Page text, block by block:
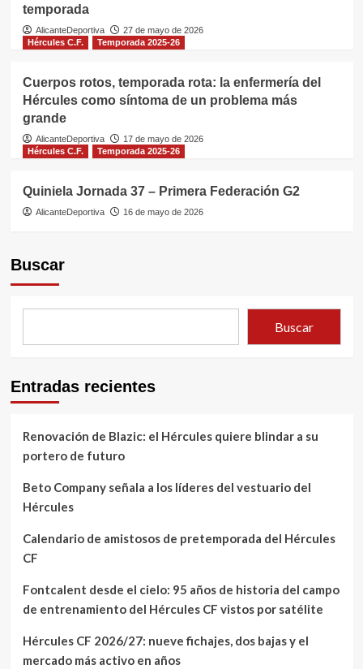
temporada
AlicanteDeportiva
27 de mayo de 2026
Hércules C.F.
Temporada 2025-26
Cuerpos rotos, temporada rota: la enfermería del
Hércules como síntoma de un problema más
grande
AlicanteDeportiva
17 de mayo de 2026
Hércules C.F.
Temporada 2025-26
Quiniela Jornada 37 – Primera Federación G2
AlicanteDeportiva 16 de mayo de 2026
Buscar
Buscar
Entradas recientes
Renovación de Blazic: el Hércules quiere blindar a su
portero de futuro
Beto Company señala a los líderes del vestuario del
Hércules
Calendario de amistosos de pretemporada del Hércules
CF
Fontcalent desde el cielo: 95 años de historia del campo
de entrenamiento del Hércules CF vistos por satélite
Hércules CF 2026/27: nueve fichajes, dos bajas y el
mercado más activo en años